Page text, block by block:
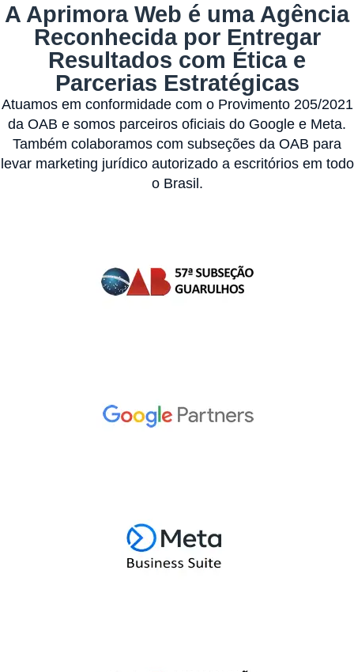
A Aprimora Web é uma Agência
Reconhecida por Entregar
Resultados com Ética e
Parcerias Estratégicas
Atuamos em conformidade com o Provimento 205/2021
da OAB e somos parceiros oficiais do Google e Meta.
Também colaboramos com subseções da OAB para
levar marketing jurídico autorizado a escritórios em todo
o Brasil.